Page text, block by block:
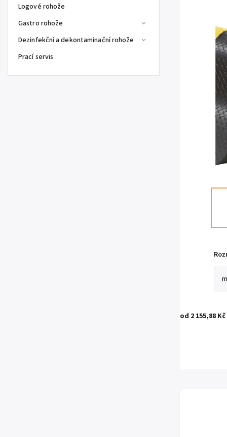
Logové rohože
Gastro rohože
Dezinfekční a dekontaminační rohože
Prací servis
od 2 155,88 Kč